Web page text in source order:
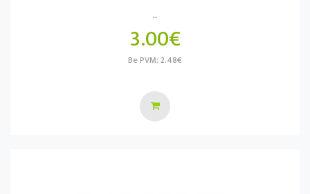
..
3.00€
Be PVM: 2.48€